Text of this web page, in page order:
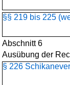
§§ 219 bis 225
Abschnitt 6
Ausübung der
§ 226